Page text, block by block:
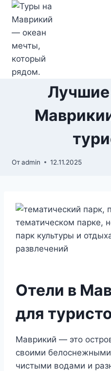
Перейти
содержимому
Лучшие
Отadmin 12.11.2025
Отели в
для
Маврикий — это
своими
чистыми водами и